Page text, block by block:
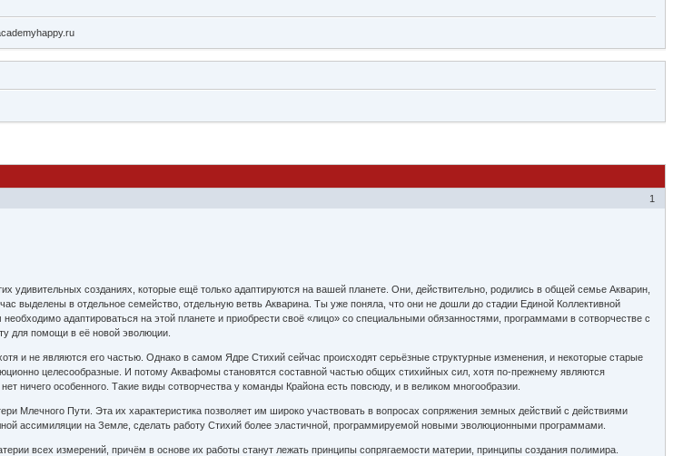
1
удивительных созданиях, которые ещё только адаптируются на вашей планете. Они, действительно, родились в общей семье Акварин,
выделены в отдельное семейство, отдельную ветвь Акварина. Ты уже поняла, что они не дошли до стадии Единой Коллективной
адаптироваться на этой планете и приобрести своё «лицо» со специальными обязанностями, программами в сотворчестве с
для помощи в её новой эволюции.
и не являются его частью. Однако в самом Ядре Стихий сейчас происходят серьёзные структурные изменения, и некоторые старые
целесообразные. И потому Аквафомы становятся составной частью общих стихийных сил, хотя по-прежнему являются
ничего особенного. Такие виды сотворчества у команды Крайона есть повсюду, и в великом многообразии.
Млечного Пути. Эта их характеристика позволяет им широко участвовать в вопросах сопряжения земных действий с действиями
ассимиляции на Земле, сделать работу Стихий более эластичной, программируемой новыми эволюционными программами.
всех измерений, причём в основе их работы станут лежать принципы сопрягаемости материи, принципы создания полимира.